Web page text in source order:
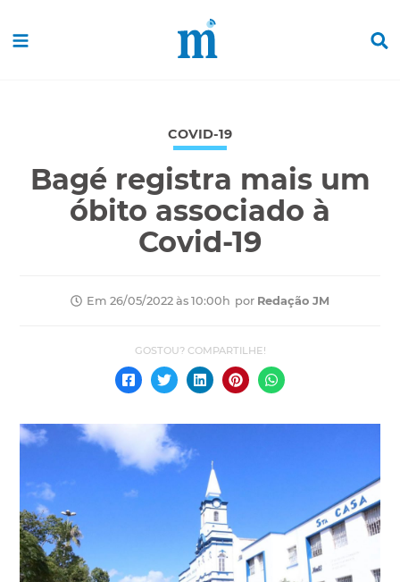
COVID-19
Bagé registra mais um
óbito associado à
Covid-19
Em 26/05/2022 às 10:00h por Redação JM